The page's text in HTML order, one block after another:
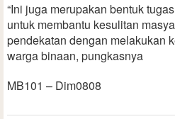
“Ini juga merupakan bentuk
untuk membantu kesulitan
pendekatan dengan melakukan
warga binaan, pungkasnya
MB101 – Dim0808